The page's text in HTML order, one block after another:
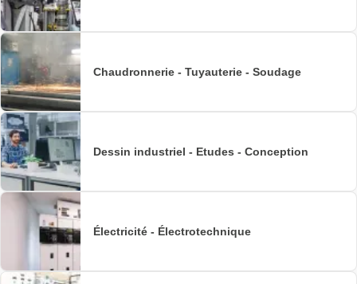
Chaudronnerie - Tuyauterie - Soudage
Dessin industriel - Etudes - Conception
Électricité - Électrotechnique